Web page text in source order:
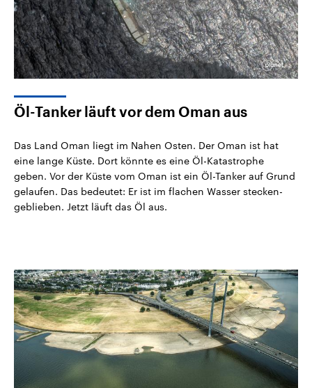
Öl-Tanker läuft vor dem Oman aus
Das Land Oman liegt im Nahen Osten. Der Oman ist hat
eine lange Küste. Dort könnte es eine Öl-Katastrophe
geben. Vor der Küste vom Oman ist ein Öl-Tanker auf Grund
gelaufen. Das bedeutet: Er ist im flachen Wasser stecken-
geblieben. Jetzt läuft das Öl aus.